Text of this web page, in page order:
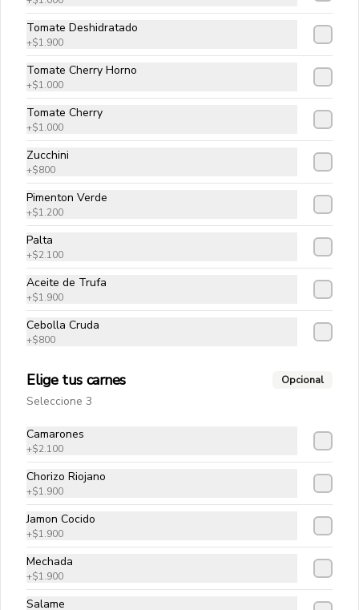
Pizza Capricciosa
Pomodoro, Mozzarella, Salame
Italiano, Rucula, Escamas de Grana
Padano
$12.900
Pizza Del Huerto
Mozzarella, pimentón asado, cebolla
caramelizada, champiñones, aceite de
alcachofa
$12.900
Pizza Deliciosa
Pomodoro, Mozzarella, Queso Cabra,
Rucula, Tomate Seco
$12.900
Pizza Don Alfredo
Pomodoro, Mozzarella, Prosciutto,
Rucula, Escamas de Grana Padano
$16.900
Pizza Estela
Tomate Deshidratado
+$1.900
Tomate Cherry Horno
+$1.000
Tomate Cherry
+$1.000
Zucchini
+$800
Pimenton Verde
+$1.200
Palta
+$2.100
Aceite de Trufa
+$1.900
Cebolla Cruda
+$800
Elige tus carnes Opcional
Seleccione 3
Camarones
+$2.100
Chorizo Riojano
+$1.900
Jamon Cocido
+$1.900
Mechada
+$1.900
Salame